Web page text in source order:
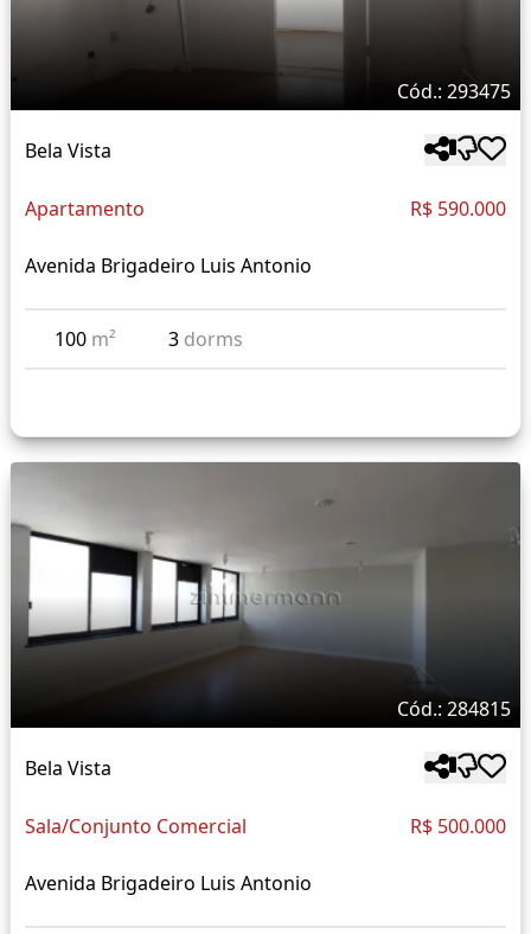
Cód.: 293475
Bela Vista
Apartamento R$ 590.000
Avenida Brigadeiro Luis Antonio
100 m² 3 dorms
Cód.: 284815
Bela Vista
Sala/Conjunto Comercial R$ 500.000
Avenida Brigadeiro Luis Antonio